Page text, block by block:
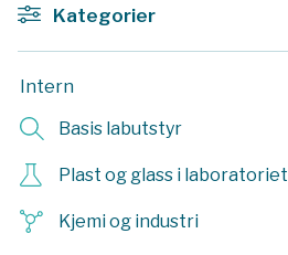
Kategorier
Intern
Basis labutstyr
Plast og glass i laboratoriet
Kjemi og industri